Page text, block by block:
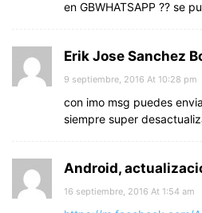
en GBWHATSAPP ?? se
Erik Jose Sanchez
9 septiembre, 2016 At 10:28 pm
con imo msg puedes
siempre super
Android,
16 septiembre, 2016 At 1:54 am